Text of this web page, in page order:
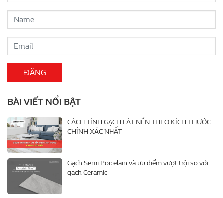
BÀI VIẾT NỔI BẬT
CÁCH TÍNH GẠCH LÁT NỀN THEO KÍCH THƯỚC
CHÍNH XÁC NHẤT
Gạch Semi Porcelain và ưu điểm vượt trội so với
gạch Ceramic